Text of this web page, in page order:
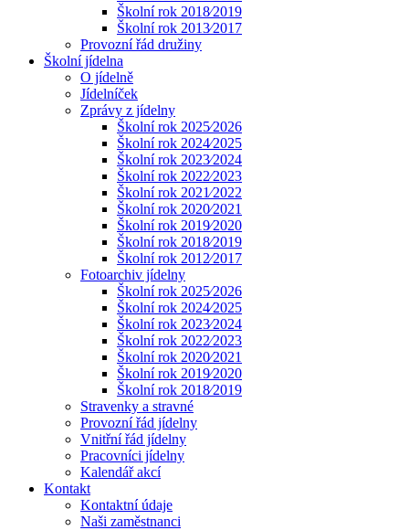
Školní rok 2018⁄2019
Školní rok 2013⁄2017
Provozní řád družiny
Školní jídelna
O jídelně
Jídelníček
Zprávy z jídelny
Školní rok 2025⁄2026
Školní rok 2024⁄2025
Školní rok 2023⁄2024
Školní rok 2022⁄2023
Školní rok 2021⁄2022
Školní rok 2020⁄2021
Školní rok 2019⁄2020
Školní rok 2018⁄2019
Školní rok 2012⁄2017
Fotoarchiv jídelny
Školní rok 2025⁄2026
Školní rok 2024⁄2025
Školní rok 2023⁄2024
Školní rok 2022⁄2023
Školní rok 2020⁄2021
Školní rok 2019⁄2020
Školní rok 2018⁄2019
Stravenky a stravné
Provozní řád jídelny
Vnitřní řád jídelny
Pracovníci jídelny
Kalendář akcí
Kontakt
Kontaktní údaje
Naši zaměstnanci